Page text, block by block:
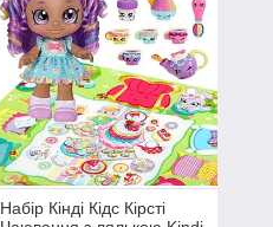
Набір Кінді Кідс Кірсті